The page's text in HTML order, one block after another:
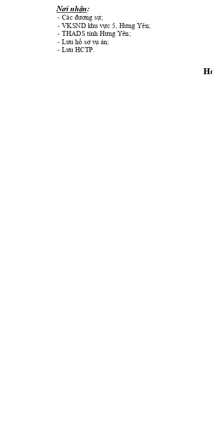
Nơi nhận:
- Các đương sự;
- VKSND khu vực 5, Hưng Yên;
- THADS tỉnh Hưng Yên;
- Lưu hồ sơ vụ án;
- Lưu HCTP.